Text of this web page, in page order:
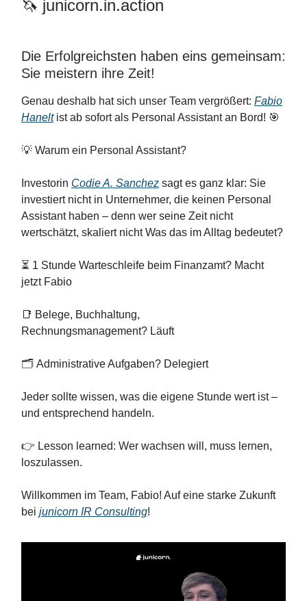
🦄 junicorn.in.action
Die Erfolgreichsten haben eins gemeinsam:
Sie meistern ihre Zeit!
Genau deshalb hat sich unser Team vergrößert: Fabio
Haneltist ab sofort als Personal Assistant an Bord! 🎯
💡 Warum ein Personal Assistant?
Investorin Codie A. Sanchez sagt es ganz klar: Sie
investiert nicht in Unternehmer, die keinen Personal
Assistant haben – denn wer seine Zeit nicht
wertschätzt, skaliert nicht Was das im Alltag bedeutet?
⏳ 1 Stunde Warteschleife beim Finanzamt? Macht
jetzt Fabio
📑 Belege, Buchhaltung,
Rechnungsmanagement? Läuft
🗂 Administrative Aufgaben? Delegiert
Jeder sollte wissen, was die eigene Stunde wert ist –
und entsprechend handeln.
👉 Lesson learned: Wer wachsen will, muss lernen,
loszulassen.
Willkommen im Team, Fabio! Auf eine starke Zukunft
bei junicorn IR Consulting!